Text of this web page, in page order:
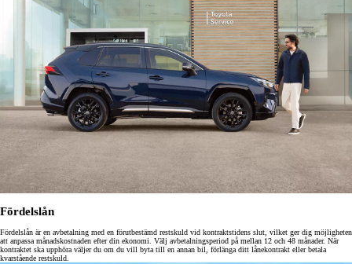
Fördelslån
Fördelslån är en avbetalning med en förutbestämd restskuld vid kontraktstidens slut, vilket ger dig möjligheten
att anpassa månadskostnaden efter din ekonomi. Välj avbetalningsperiod på mellan 12 och 48 månader. När
kontraktet ska upphöra väljer du om du vill byta till en annan bil, förlänga ditt lånekontrakt eller betala
kvarstående restskuld.